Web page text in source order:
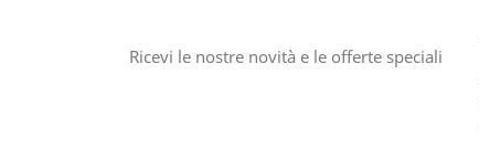
Ricevi le nostre novità e le offerte speciali